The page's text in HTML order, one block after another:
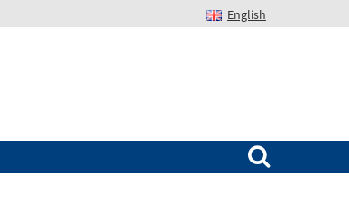
English
Suchen nach: